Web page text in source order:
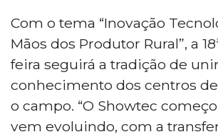
Com o tema “Inovação
Mãos dos Produtor Rural”, a
feira seguirá a tradição de
conhecimento dos centros
o campo. “O Showtec
vem evoluindo, com a